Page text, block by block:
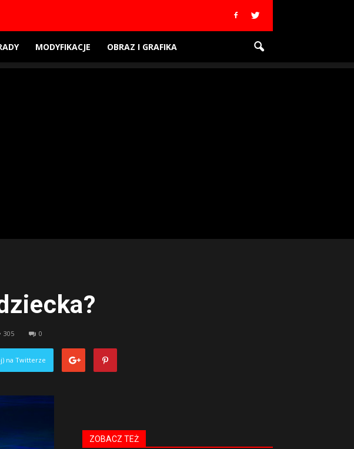
MODYFIKACJE OBRAZ I GRAFIKA
305 0
na Twitterze
ZOBACZ TEŻ